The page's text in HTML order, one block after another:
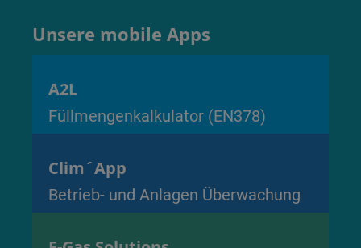
Unsere mobile Apps
A2L
Füllmengenkalkulator (EN378)
Clim´App
Betrieb- und Anlagen Überwachung